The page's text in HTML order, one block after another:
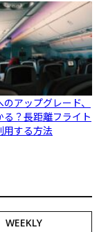
アップグレード、
る？長距離フライト
用する方法
WEEKLY